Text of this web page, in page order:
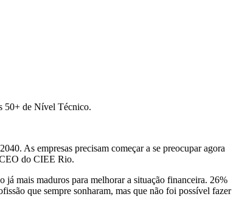
50+ de Nível Técnico.
As empresas precisam começar a se preocupar agora
CEO do CIEE Rio.
já mais maduros para melhorar a situação financeira. 26%
que sempre sonharam, mas que não foi possível fazer